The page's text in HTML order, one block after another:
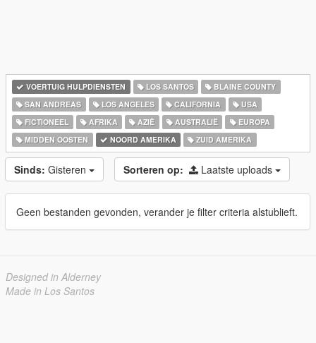
VOERTUIG HULPDIENSTEN LOS SANTOS
BLAINE COUNTY
SAN ANDREAS
LOS ANGELES CALIFORNIA
USA
FICTIONEEL
AFRIKA AZIË AUSTRALIË
EUROPA
MIDDEN OOSTEN
NOORD AMERIKA ZUID AMERIKA
Sinds: Gisteren Sorteren op: Laatste uploads
Geen bestanden gevonden, verander je filter criteria alstublieft.
Designed in Alderney
Made in Los Santos